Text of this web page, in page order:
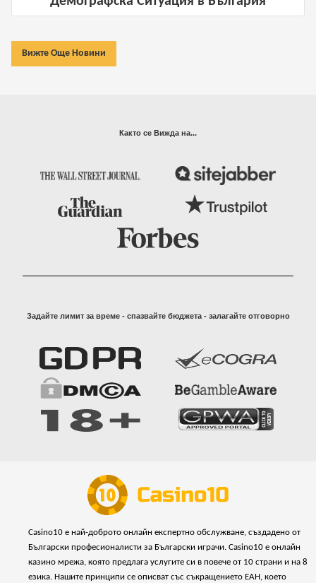
Вижте Още Новини
Както се Вижда на...
Задайте лимит за време - спазвайте бюджета - залагайте отговорно
Casino10 е най-доброто онлайн експертно обслужване, създадено от
Български професионалисти за Български играчи. Casino10 е онлайн
казино мрежа, която предлага услугите си в повече от 10 страни и на 8
езика. Нашите принципи се описват със съкращението ЕАН, което